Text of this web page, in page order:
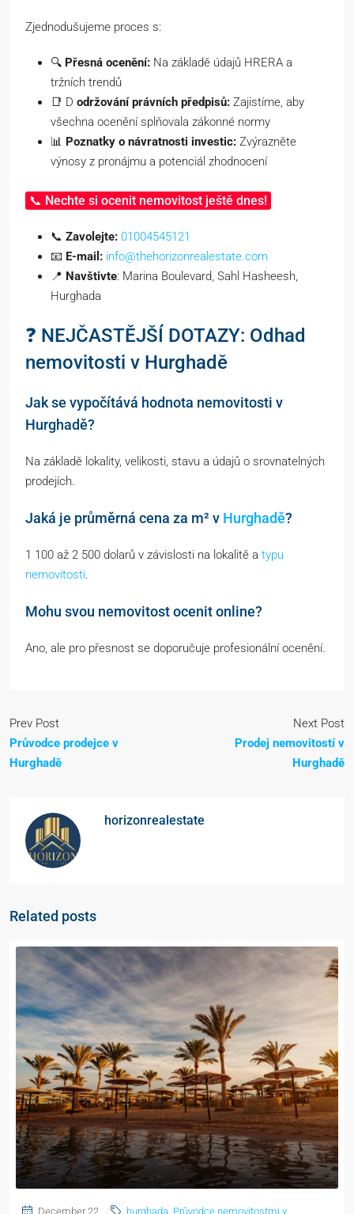
Zjednodušujeme proces s:
🔍 Přesná ocenění: Na základě údajů HRERA a
tržních trendů
📑 D održování právních předpisů: Zajistíme, aby
všechna ocenění splňovala zákonné normy
📊 Poznatky o návratnosti investic: Zvýrazněte
výnosy z pronájmu a potenciál zhodnocení
📞 Nechte si ocenit nemovitost ještě dnes!
📞 Zavolejte: 01004545121
📧 E-mail: info@thehorizonrealestate.com
📍 Navštivte: Marina Boulevard, Sahl Hasheesh,
Hurghada
❓ NEJČASTĚJŠÍ DOTAZY: Odhad
nemovitosti v Hurghadě
Jak se vypočítává hodnota nemovitosti v
Hurghadě?
Na základě lokality, velikosti, stavu a údajů o srovnatelných
prodejích.
Jaká je průměrná cena za m² v Hurghadě?
1 100 až 2 500 dolarů v závislosti na lokalitě a typu
nemovitosti.
Mohu svou nemovitost ocenit online?
Ano, ale pro přesnost se doporučuje profesionální ocenění.
Prev Post
Průvodce prodejce v
Hurghadě
Next Post
Prodej nemovitostí v
Hurghadě
horizonrealestate
Related posts
December 22, hurghada Průvodce nemovitostmi v